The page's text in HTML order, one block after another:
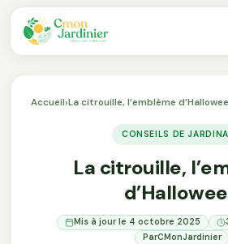
Accueil›La citrouille, l’emblème
CONSEILS DE
La citrouille,
Mis à jour le 4 octobre 2025
ParCMonJardinier